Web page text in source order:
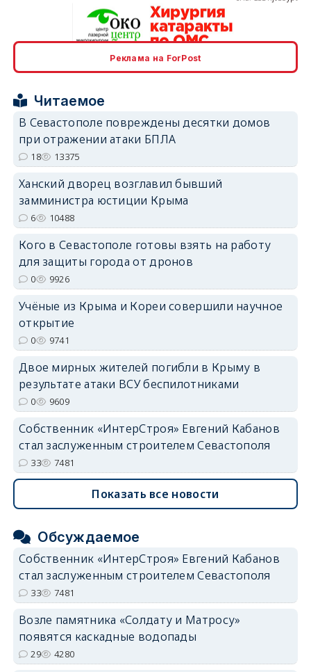
erid: 2SDnjdPjgYS
Реклама на ForPost
Читаемое
В Севастополе повреждены десятки домов
при отражении атаки БПЛА
18 13375
Ханский дворец возглавил бывший
замминистра юстиции Крыма
6 10488
Кого в Севастополе готовы взять на работу
для защиты города от дронов
0 9926
Учёные из Крыма и Кореи совершили научное
открытие
0 9741
Двое мирных жителей погибли в Крыму в
результате атаки ВСУ беспилотниками
0 9609
Собственник «ИнтерСтроя» Евгений Кабанов
стал заслуженным строителем Севастополя
33 7481
Показать все новости
Обсуждаемое
Собственник «ИнтерСтроя» Евгений Кабанов
стал заслуженным строителем Севастополя
33 7481
Возле памятника «Солдату и Матросу»
появятся каскадные водопады
29 4280